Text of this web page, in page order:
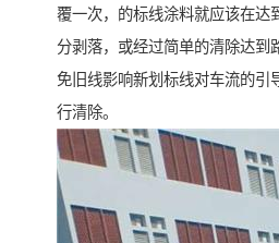
覆一次，的标线涂料就应该在达
分剥落，或经过简单的清除达到
免旧线影响新划标线对车流的引
行清除。